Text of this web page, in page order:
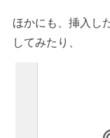
ほかにも、挿入し
してみたり、